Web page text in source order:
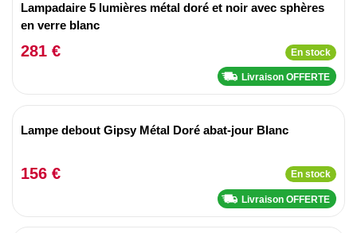
Lampadaire 5 lumières métal doré et noir avec sphères
en verre blanc
281 € En stock
Livraison OFFERTE
Lampe debout Gipsy Métal Doré abat-jour Blanc
156 € En stock
Livraison OFFERTE